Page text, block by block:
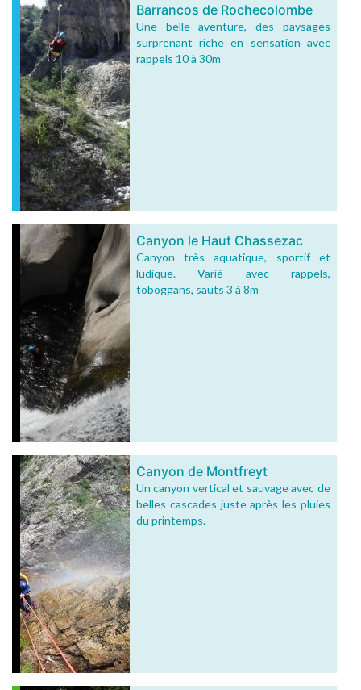
Barrancos de Rochecolombe
Une belle aventure, des paysages
surprenant riche en sensation avec
rappels 10 à 30m
Canyon le Haut Chassezac
Canyon très aquatique, sportif et
ludique. Varié avec rappels,
toboggans, sauts 3 à 8m
Canyon de Montfreyt
Un canyon vertical et sauvage avec de
belles cascades juste après les pluies
du printemps.